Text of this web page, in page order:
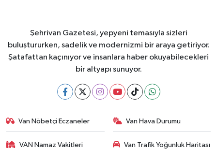
Şehrivan Gazetesi, yepyeni temasıyla sizleri
buluştururken, sadelik ve modernizmi bir araya getiriyor.
Şatafattan kaçınıyor ve insanlara haber okuyabilecekleri
bir altyapı sunuyor.
Van Nöbetçi Eczaneler Van Hava Durumu
VAN Namaz Vakitleri Van Trafik Yoğunluk Haritası